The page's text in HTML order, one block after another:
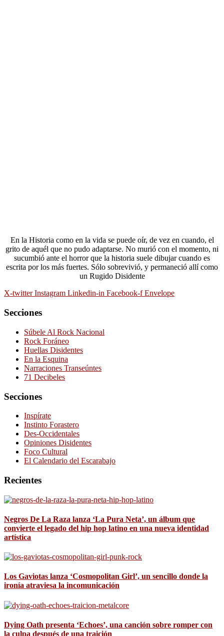
En la Historia como en la vida se puede oír, de vez en cuando, el
grito de aquél que no pudo adaptarse. No murió con el momento, ni
sucumbió ante el horror que la historia suele dibujar cuando es
escrita por los más fuertes. Sólo sobrevivió, y permaneció allí como
un Rugido Disidente
X-twitter Instagram Linkedin-in Facebook-f Envelope
Secciones
Súbele Al Rock Nacional
Rock Foráneo
Huellas Disidentes
En la Esquina
Narraciones Transeúntes
71 Decibeles
Secciones
Inspírate
Instinto Forastero
Des-Occidentales
Opiniones Disidentes
Foco Cultural
El Calendario del Escarabajo
Recientes
Negros De La Raza lanza ‘La Pura Neta’, un álbum que
convierte el legado del hip hop latino en una nueva identidad
artística
Los Gaviotas lanza ‘Cosmopolitan Girl’, un sencillo donde la
ironía atraviesa la incomunicación
Dying Oath presenta ‘Echoes’, una canción sobre romper con
la culpa después de una traición